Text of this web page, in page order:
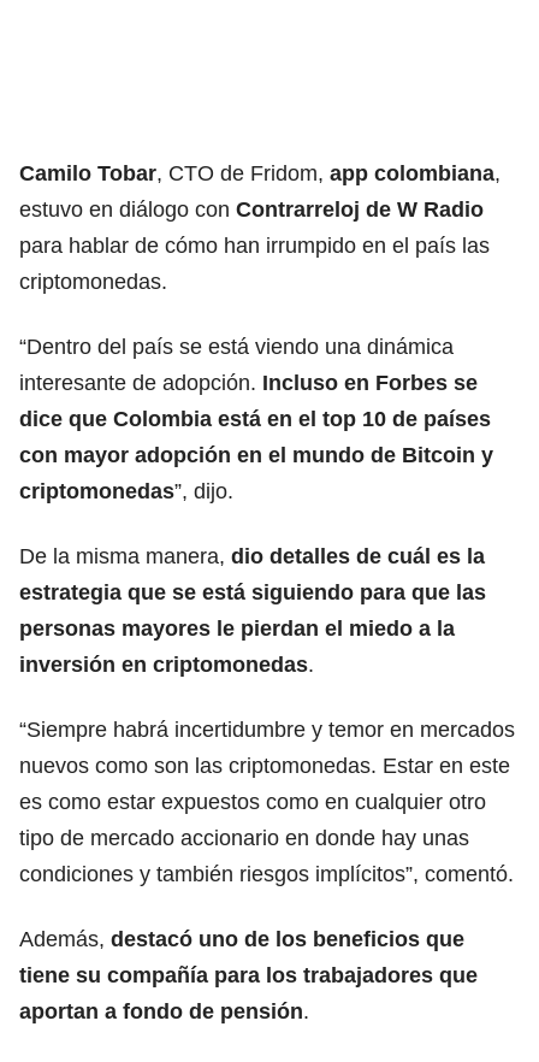
Camilo Tobar, CTO de Fridom, app colombiana,
estuvo en diálogo con Contrarreloj de W Radio
para hablar de cómo han irrumpido en el país las
criptomonedas.
“Dentro del país se está viendo una dinámica
interesante de adopción. Incluso en Forbes se
dice que Colombia está en el top 10 de países
con mayor adopción en el mundo de Bitcoin y
criptomonedas”, dijo.
De la misma manera, dio detalles de cuál es la
estrategia que se está siguiendo para que las
personas mayores le pierdan el miedo a la
inversión en criptomonedas.
“Siempre habrá incertidumbre y temor en mercados
nuevos como son las criptomonedas. Estar en este
es como estar expuestos como en cualquier otro
tipo de mercado accionario en donde hay unas
condiciones y también riesgos implícitos”, comentó.
Además, destacó uno de los beneficios que
tiene su compañía para los trabajadores que
aportan a fondo de pensión.